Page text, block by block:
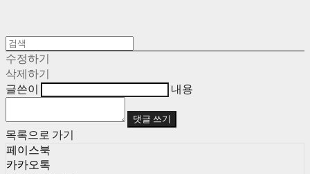
수정하기
삭제하기
글쓴이
내용
댓글 쓰기
목록으로 가기
페이스북
카카오톡